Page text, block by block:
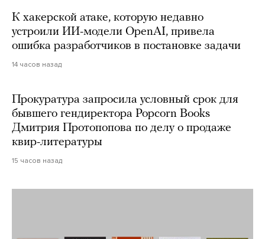
К хакерской атаке, которую недавно
устроили ИИ-модели OpenAI, привела
ошибка разработчиков в постановке задачи
14 часов назад
Прокуратура запросила условный срок для
бывшего гендиректора Popcorn Books
Дмитрия Протопопова по делу о продаже
квир-литературы
15 часов назад